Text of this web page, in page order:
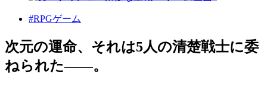
#RPGゲーム
次元の運命、それは5人の清楚戦士に委
ねられた――。